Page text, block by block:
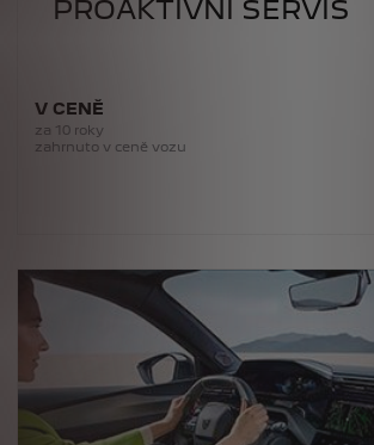
PROAKTIVNÍ SERVIS
V CENĚ
za 10 roky
zahrnuto v ceně vozu